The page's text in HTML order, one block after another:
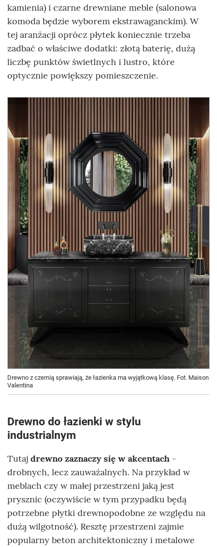
kamienia) i czarne drewniane meble (salonowa
komoda będzie wyborem ekstrawaganckim). W
tej aranżacji oprócz płytek koniecznie trzeba
zadbać o właściwe dodatki: złotą baterię, dużą
liczbę punktów świetlnych i lustro, które
optycznie powiększy pomieszczenie.
Drewno z czernią sprawiają, że łazienka ma wyjątkową klasę. Fot. Maison
Valentina
Drewno do łazienki w stylu
industrialnym
Tutaj drewno zaznaczy się w akcentach -
drobnych, lecz zauważalnych. Na przykład w
meblach czy w małej przestrzeni jaką jest
prysznic (oczywiście w tym przypadku będą
potrzebne płytki drewnopodobne ze względu na
dużą wilgotność). Resztę przestrzeni zajmie
popularny beton architektoniczny i metalowe